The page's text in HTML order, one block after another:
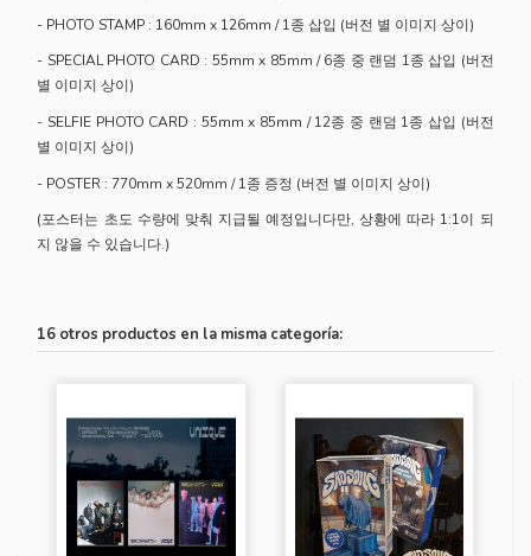
- PHOTO STAMP : 160mm x 126mm / 1종 삽입 (버전 별 이미지 상이)
- SPECIAL PHOTO CARD : 55mm x 85mm / 6종 중 랜덤 1종 삽입 (버전
별 이미지 상이)
- SELFIE PHOTO CARD : 55mm x 85mm / 12종 중 랜덤 1종 삽입 (버전
별 이미지 상이)
- POSTER : 770mm x 520mm / 1종 증정 (버전 별 이미지 상이)
(포스터는 초도 수량에 맞춰 지급될 예정입니다만, 상황에 따라 1:1이 되
지 않을 수 있습니다.)
16 otros productos en la misma categoría: